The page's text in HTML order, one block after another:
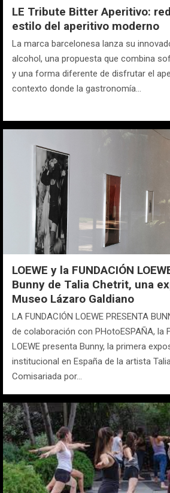
LE Tribute Bitter Aperitivo:
estilo del aperitivo moderno
La marca barcelonesa lanza su
alcohol, una propuesta que combina
y una forma diferente de disfrutar el
contexto donde la gastronomía…
LOEWE y la FUNDACIÓN
Bunny de Talia Chetrit, una
Museo Lázaro Galdiano
LA FUNDACIÓN LOEWE PRESENTA
de colaboración con PHotoESPAÑA, la
LOEWE presenta Bunny, la primera
institucional en España de la artista
Comisariada por…